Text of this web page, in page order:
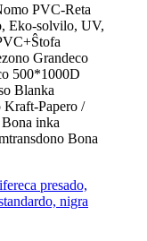
PVC-Reta
Eko-solvilo, UV,
Grandeco
500*1000D
Blanka
Kraft-Papero /
inka
Bona